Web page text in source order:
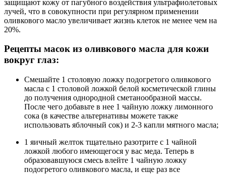
защищают кожу от пагубного воздействия ультрафиолетовых
лучей, что в совокупности при регулярном применении
оливкового масло увеличивает жизнь клеток не менее чем на
20%.
Рецепты масок из оливкового масла для кожи
вокруг глаз:
Смешайте 1 столовую ложку подогретого оливкового
масла с 1 столовой ложкой белой косметической глины
до получения однородной сметанообразной массы.
После чего добавьте в нее 1 чайную ложку лимонного
сока (в качестве альтернативы можете также
использовать яблочный сок) и 2-3 капли мятного масла;
1 яичный желток тщательно разотрите с 1 чайной
ложкой любого имеющегося у вас меда. Теперь в
образовавшуюся смесь влейте 1 чайную ложку
подогретого оливкового масла, и еще раз все